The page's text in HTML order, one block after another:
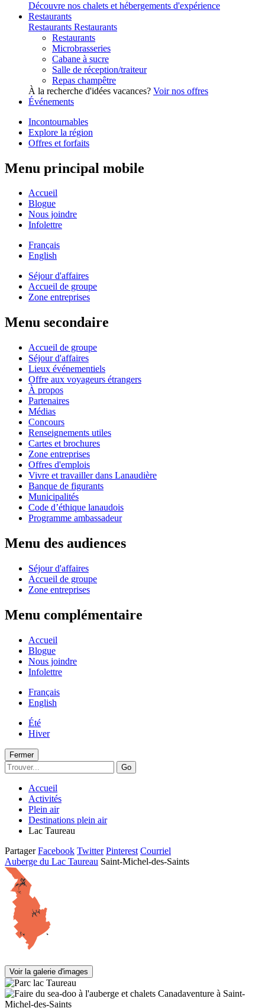
Découvre nos chalets et hébergements d'expérience
Restaurants
Restaurants Restaurants
Restaurants
Microbrasseries
Cabane à sucre
Salle de réception/traiteur
Repas champêtre
À la recherche d'idées vacances? Voir nos offres
Événements
Incontournables
Explore la région
Offres et forfaits
Menu principal mobile
Accueil
Blogue
Nous joindre
Infolettre
Français
English
Séjour d'affaires
Accueil de groupe
Zone entreprises
Menu secondaire
Accueil de groupe
Séjour d'affaires
Lieux événementiels
Offre aux voyageurs étrangers
À propos
Partenaires
Médias
Concours
Renseignements utiles
Cartes et brochures
Zone entreprises
Offres d'emplois
Vivre et travailler dans Lanaudière
Banque de figurants
Municipalités
Code d’éthique lanaudois
Programme ambassadeur
Menu des audiences
Séjour d'affaires
Accueil de groupe
Zone entreprises
Menu complémentaire
Accueil
Blogue
Nous joindre
Infolettre
Français
English
Été
Hiver
Fermer
Go
Accueil
Activités
Plein air
Destinations plein air
Lac Taureau
Partager Facebook Twitter Pinterest Courriel
Auberge du Lac Taureau Saint-Michel-des-Saints
Voir la galerie d'images